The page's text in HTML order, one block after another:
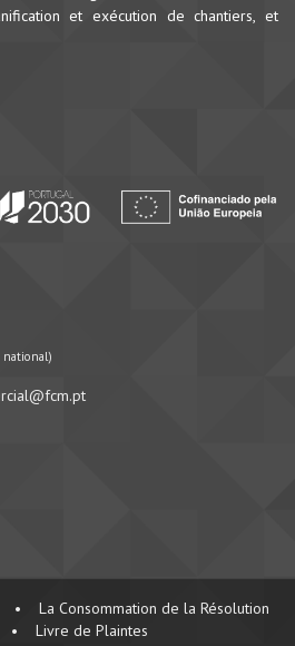
et exécution de chantiers, et
national)
•
La Consommation de la Résolution
• Livre de Plaintes